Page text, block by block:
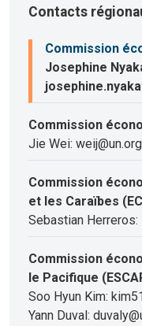
Contacts
Commission
Josephine
Commission
Jie Wei: weij@un.org
Commission
et les Caraïbes
Sebastian
Commission
le Pacifique
Soo Hyun Kim:
Yann Duval: